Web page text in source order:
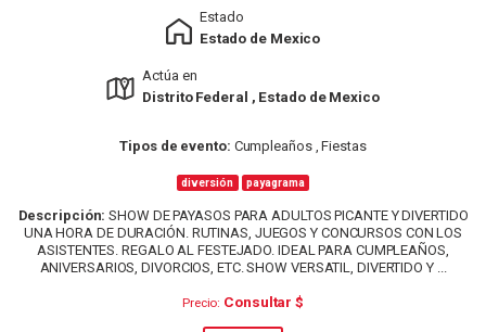
Estado
Estado de Mexico
Actúa en
Distrito Federal , Estado de Mexico
Tipos de evento: Cumpleaños , Fiestas
diversión payagrama
Descripción: SHOW DE PAYASOS PARA ADULTOS PICANTE Y DIVERTIDO
UNA HORA DE DURACIÓN. RUTINAS, JUEGOS Y CONCURSOS CON LOS
ASISTENTES. REGALO AL FESTEJADO. IDEAL PARA CUMPLEAÑOS,
ANIVERSARIOS, DIVORCIOS, ETC. SHOW VERSATIL, DIVERTIDO Y ...
Precio: Consultar $